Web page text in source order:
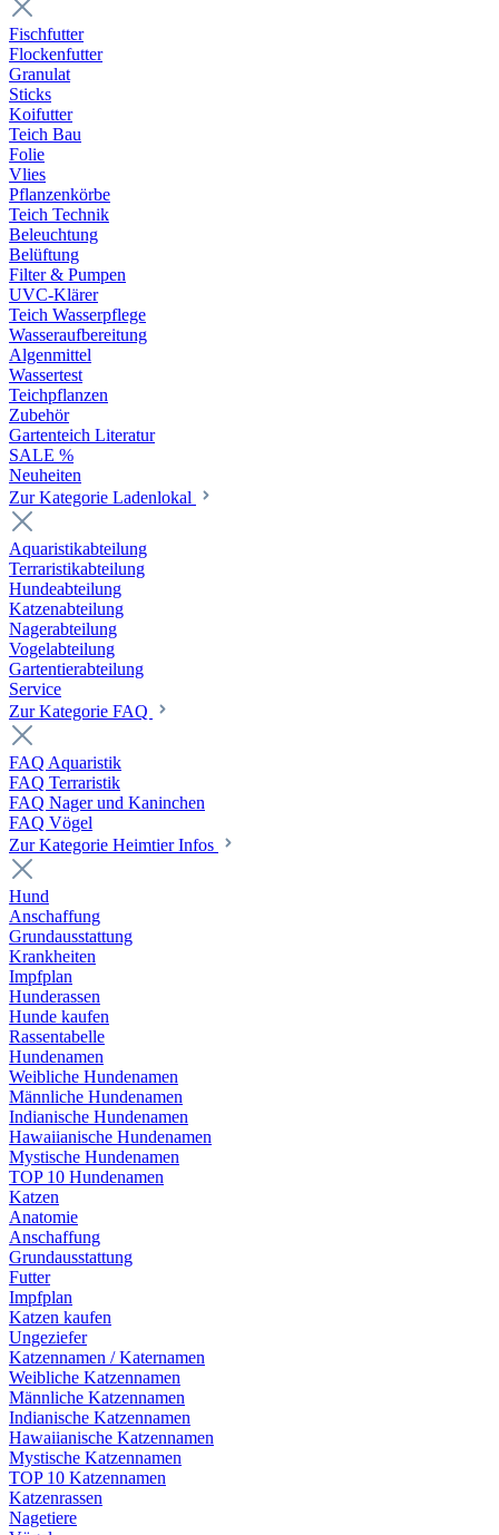
Fischfutter
Flockenfutter
Granulat
Sticks
Koifutter
Teich Bau
Folie
Vlies
Pflanzenkörbe
Teich Technik
Beleuchtung
Belüftung
Filter & Pumpen
UVC-Klärer
Teich Wasserpflege
Wasseraufbereitung
Algenmittel
Wassertest
Teichpflanzen
Zubehör
Gartenteich Literatur
SALE %
Neuheiten
Zur Kategorie Ladenlokal
Aquaristikabteilung
Terraristikabteilung
Hundeabteilung
Katzenabteilung
Nagerabteilung
Vogelabteilung
Gartentierabteilung
Service
Zur Kategorie FAQ
FAQ Aquaristik
FAQ Terraristik
FAQ Nager und Kaninchen
FAQ Vögel
Zur Kategorie Heimtier Infos
Hund
Anschaffung
Grundausstattung
Krankheiten
Impfplan
Hunderassen
Hunde kaufen
Rassentabelle
Hundenamen
Weibliche Hundenamen
Männliche Hundenamen
Indianische Hundenamen
Hawaiianische Hundenamen
Mystische Hundenamen
TOP 10 Hundenamen
Katzen
Anatomie
Anschaffung
Grundausstattung
Futter
Impfplan
Katzen kaufen
Ungeziefer
Katzennamen / Katernamen
Weibliche Katzennamen
Männliche Katzennamen
Indianische Katzennamen
Hawaiianische Katzennamen
Mystische Katzennamen
TOP 10 Katzennamen
Katzenrassen
Nagetiere